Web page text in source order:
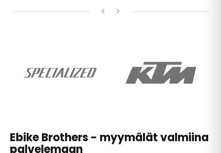
Ebike Brothers - myymälät valmiina
palvelemaan